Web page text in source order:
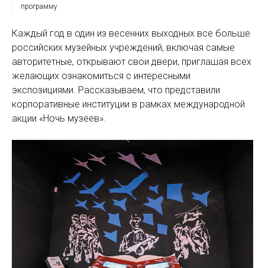
программу
Каждый год в один из весенних выходных все больше
российских музейных учреждений, включая самые
авторитетные, открывают свои двери, приглашая всех
желающих ознакомиться с интересными
экспозициями. Рассказываем, что представили
корпоративные институции в рамках международной
акции «Ночь музеев».